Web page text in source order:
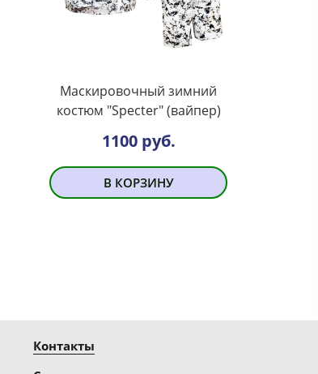
Маскировочный зимний
костюм "Specter" (вайпер)
1100 руб.
В КОРЗИНУ
Контакты